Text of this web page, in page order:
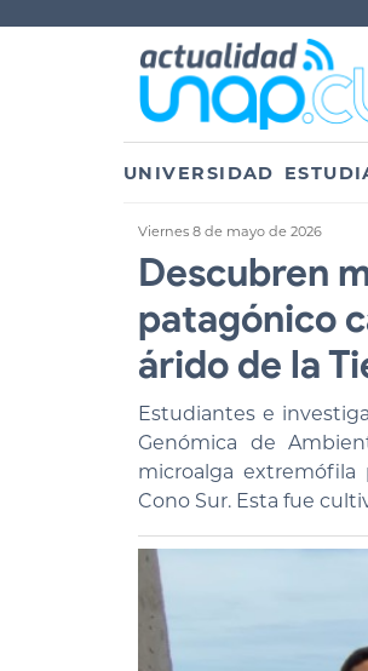
UNIVERSIDAD
Viernes 8 de mayo de 2026
Descubren
patagónico
árido de la
Estudiantes e
Genómica de
microalga extremófila
Cono Sur. Esta fue